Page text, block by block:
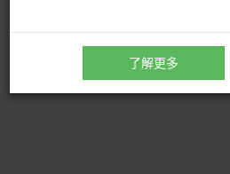
了解更多